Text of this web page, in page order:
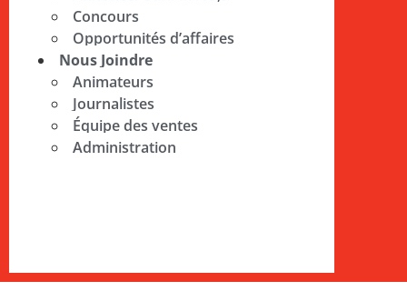
Concours
Opportunités d’affaires
Nous Joindre
Animateurs
Journalistes
Équipe des ventes
Administration